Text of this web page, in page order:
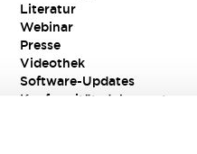
Literatur
Webinar
Presse
Videothek
Software-Updates
Konformitätsdokumente